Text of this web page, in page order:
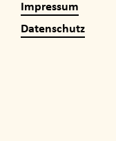
Impressum
Datenschutz